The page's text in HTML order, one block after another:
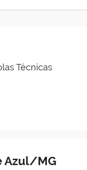
Técnicas
Azul/MG